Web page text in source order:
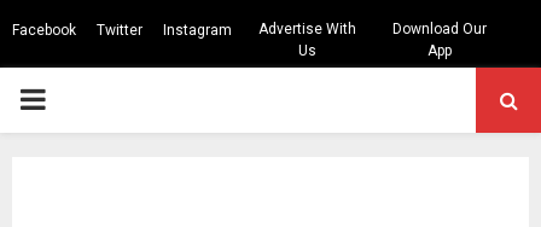
Facebook Twitter Instagram
Advertise With
Us
Download Our
App
PRIMARY